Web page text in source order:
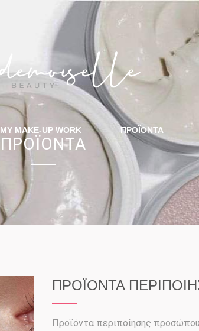
MY MAKE-UP WORK ΠΡΟΪΟΝΤΑ
ΠΡΟΪΟΝΤΑ
ΠΡΟΪΟΝΤΑ
Προϊόντα περιποίησης